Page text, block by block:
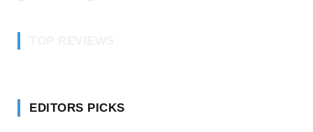
EDITORS PICKS